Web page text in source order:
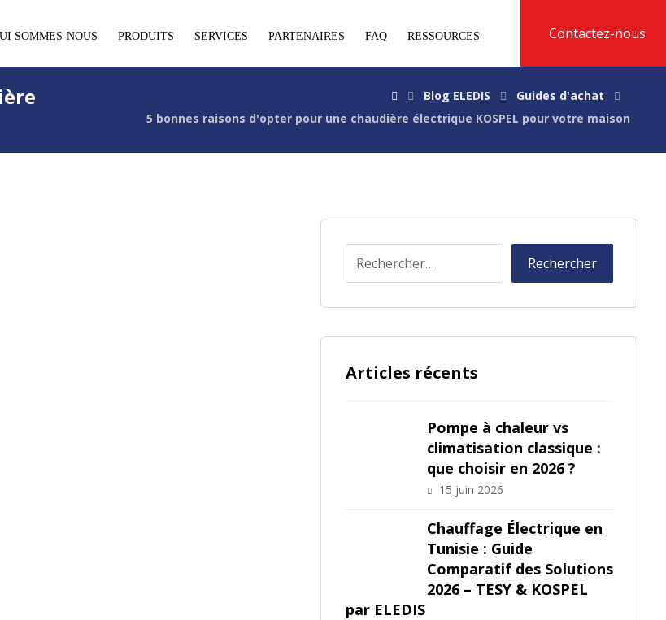
Contactez-nous
SOMMES-NOUS PRODUITS SERVICES PARTENAIRES FAQ RESSOURCES
Blog ELEDIS
Guides d'achat
5 bonnes raisons d'opter pour une chaudière électrique KOSPEL pour votre maison
Articles récents
Pompe à chaleur vs
climatisation classique :
que choisir en 2026 ?
15 juin 2026
Chauffage Électrique en
Tunisie : Guide
Comparatif des Solutions
2026 – TESY & KOSPEL
par ELEDIS